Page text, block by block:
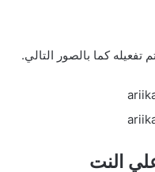
كما بالصور التالي.